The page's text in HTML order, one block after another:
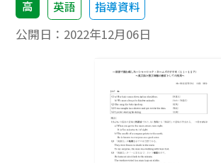
高 英語 指導資料
公開日： 2022年12月06日